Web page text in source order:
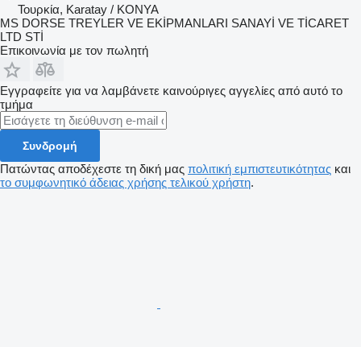
Τουρκία, Karatay / KONYA
MS DORSE TREYLER VE EKİPMANLARI SANAYİ VE TİCARET
LTD STİ
Επικοινωνία με τον πωλητή
Εγγραφείτε για να λαμβάνετε καινούριγες αγγελίες από αυτό το
τμήμα
Συνδρομή
Πατώντας αποδέχεστε τη δική μας πολιτική εμπιστευτικότητας και
το συμφωνητικό άδειας χρήσης τελικού χρήστη.